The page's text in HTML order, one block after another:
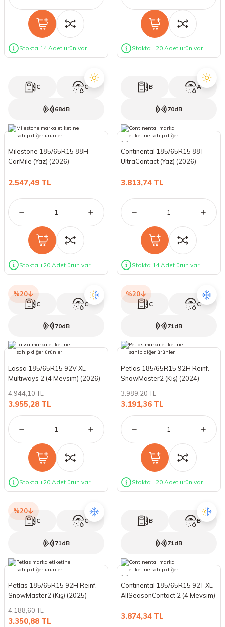
Stokta 14 Adet ürün var Stokta +20 Adet ürün var
C C
68dB
Milestone 185/65R15 88H
CarMile (Yaz) (2026)
2.547,49 TL
Stokta +20 Adet ürün var
B A
70dB
Continental 185/65R15 88T
UltraContact (Yaz) (2026)
3.813,74 TL
Stokta 14 Adet ürün var
%20
C C
70dB
Lassa 185/65R15 92V XL
Multiways 2 (4 Mevsim) (2026)
3.955,28 TL
4.944,10 TL
Stokta +20 Adet ürün var
%20
C C
71dB
Petlas 185/65R15 92H Reinf.
SnowMaster2 (Kış) (2024)
3.191,36 TL
3.989,20 TL
Stokta +20 Adet ürün var
%20
C C
71dB
Petlas 185/65R15 92H Reinf.
SnowMaster2 (Kış) (2025)
3.350,88 TL
4.188,60 TL
B B
71dB
Continental 185/65R15 92T XL
AllSeasonContact 2 (4 Mevsim)
3.874,34 TL